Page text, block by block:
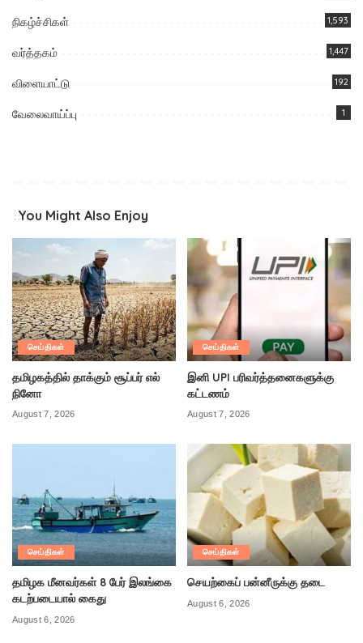
நிகழ்ச்சிகள் 1,593
வர்த்தகம் 1,447
விளையாட்டு 192
வேலைவாய்ப்பு 1
You Might Also Enjoy
செய்திகள்
தமிழகத்தில் தாக்கும் சூப்பர் எல்
நினோ
August 7, 2026
செய்திகள்
இனி UPI பரிவர்த்தனைகளுக்கு
கட்டணம்
August 7, 2026
செய்திகள்
தமிழக மீனவர்கள் 8 பேர் இலங்கை
கடற்படையால் கைது
August 6, 2026
செய்திகள்
செயற்கைப் பன்னீருக்கு தடை
August 6, 2026